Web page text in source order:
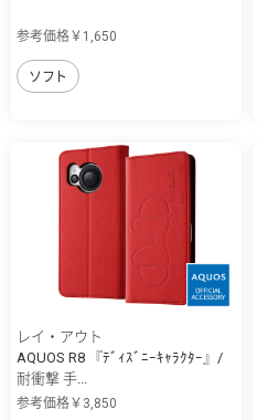
参考価格￥1,650
ソフト
レイ・アウト
AQUOS R8 『ﾃﾞｨｽﾞﾆｰｷｬﾗｸﾀｰ』/
耐衝撃 手...
参考価格￥3,850